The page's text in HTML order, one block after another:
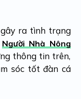
ra tình trạng
Người Nhà Nông
thông tin trên,
sóc tốt đàn cá